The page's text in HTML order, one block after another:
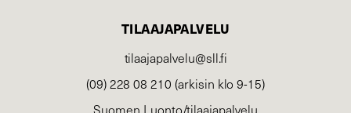
TILAAJAPALVELU
tilaajapalvelu@sll.fi
(09) 228 08 210 (arkisin klo 9-15)
Suomen Luonto/tilaajapalvelu